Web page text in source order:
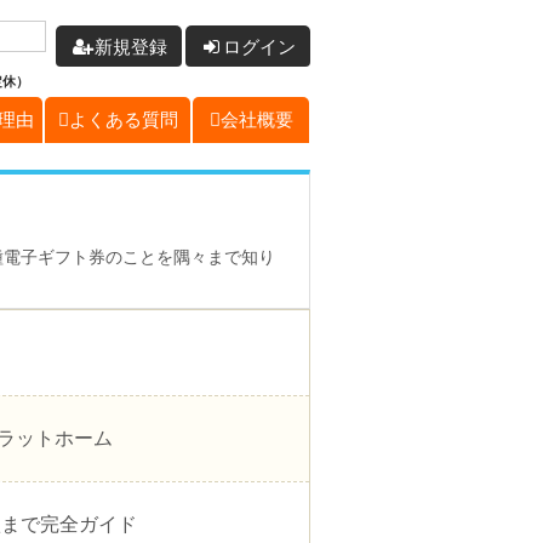
）
ログイン
新規登録
会社概要
よくある質問
由
子ギフト券のことを隅々まで知り
ットホーム
で完全ガイド